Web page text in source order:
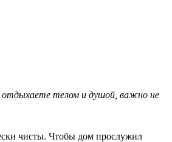
телом и душой, важно не
чисты. Чтобы дом прослужил